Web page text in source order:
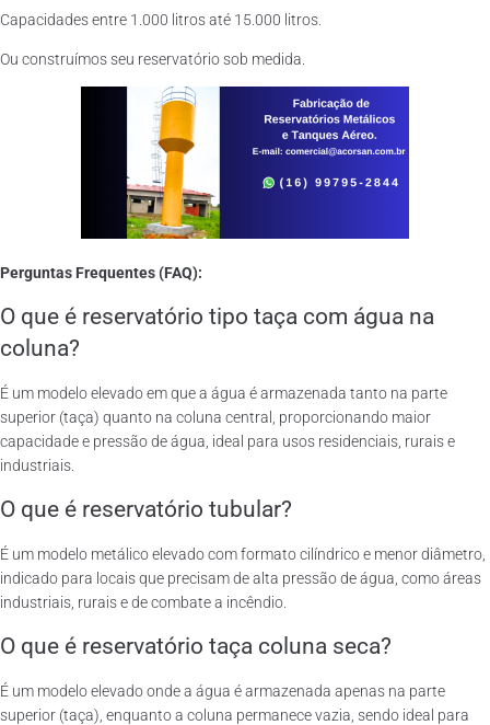
Capacidades entre 1.000 litros até 15.000 litros.
Ou construímos seu reservatório sob medida.
Perguntas Frequentes (FAQ):
O que é reservatório tipo taça com água na
coluna?
É um modelo elevado em que a água é armazenada tanto na parte
superior (taça) quanto na coluna central, proporcionando maior
capacidade e pressão de água, ideal para usos residenciais, rurais e
industriais.
O que é reservatório tubular?
É um modelo metálico elevado com formato cilíndrico e menor diâmetro,
indicado para locais que precisam de alta pressão de água, como áreas
industriais, rurais e de combate a incêndio.
O que é reservatório taça coluna seca?
É um modelo elevado onde a água é armazenada apenas na parte
superior (taça), enquanto a coluna permanece vazia, sendo ideal para